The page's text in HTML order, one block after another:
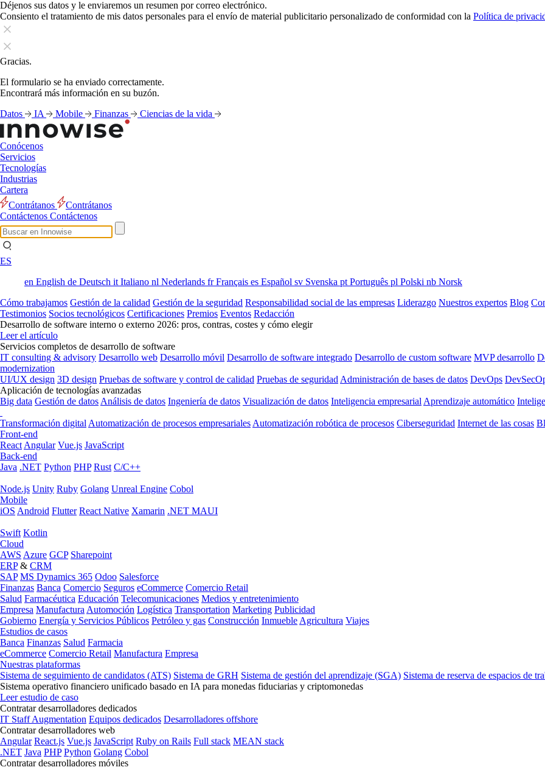
Déjenos sus datos y le enviaremos un resumen por correo electrónico.
Consiento el tratamiento de mis datos personales para el envío de material publicitario personalizado de conformidad con la Política de
Gracias.
El formulario se ha enviado correctamente.
Encontrará más información en su buzón.
Datos
IA Mobile Finanzas Ciencias de la vida
Conócenos
Servicios
Tecnologías
Industrias
Cartera
Contrátanos
Contrátanos
Contáctenos Contáctenos
ES
en English de Deutsch it Italiano nl Nederlands frFrançais es Español sv Svenska pt Português pl Polski nb Norsk
Cómo trabajamos Gestión de la calidad Gestión de la seguridad Responsabilidad social de las empresas Liderazgo Nuestros expertos Blog
Testimonios Socios tecnológicos Certificaciones Premios Eventos Redacción
Desarrollo de software interno o externo 2026: pros, contras, costes y cómo elegir
Leer el artículo
Servicios completos de desarrollo de software
IT consulting & advisory Desarrollo web Desarrollo móvil Desarrollo de software integrado Desarrollo de custom software MVP desarrollo
modernization
UI/UX design 3D design Pruebas de software y control de calidad Pruebas de seguridad Administración de bases de datos DevOps
Aplicación de tecnologías avanzadas
Big data Gestión de datos Análisis de datos Ingeniería de datos Visualización de datos Inteligencia empresarial Aprendizaje automático
Transformación digital Automatización de procesos empresariales Automatización robótica de procesos Ciberseguridad Internet de las cosas
Front-end
React Angular Vue.js JavaScript
Back-end
Java .NET Python PHP Rust C/C++
Node.js Unity Ruby Golang Unreal Engine Cobol
Mobile
iOS Android Flutter React Native Xamarin .NET MAUI
Swift Kotlin
Cloud
AWS Azure GCP Sharepoint
ERP& CRM
SAP MS Dynamics 365 Odoo Salesforce
Finanzas Banca Comercio Seguros eCommerce Comercio Retail
Salud Farmacéutica Educación Telecomunicaciones Medios y entretenimiento
Empresa Manufactura Automoción Logística Transportation Marketing Publicidad
Gobierno Energía y Servicios Públicos Petróleo y gas Construcción Inmueble Agricultura Viajes
Estudios de casos
Banca Finanzas Salud Farmacia
eCommerce Comercio Retail Manufactura Empresa
Nuestras plataformas
Sistema de seguimiento de candidatos (ATS) Sistema de GRH Sistema de gestión del aprendizaje (SGA) Sistema de reserva de espacios de
Sistema operativo financiero unificado basado en IA para monedas fiduciarias y criptomonedas
Leer estudio de caso
Contratar desarrolladores dedicados
IT Staff Augmentation Equipos dedicados Desarrolladores offshore
Contratar desarrolladores web
Angular React.js Vue.js JavaScript Ruby on Rails Full stack MEAN stack
.NET Java PHP Python Golang Cobol
Contratar desarrolladores móviles